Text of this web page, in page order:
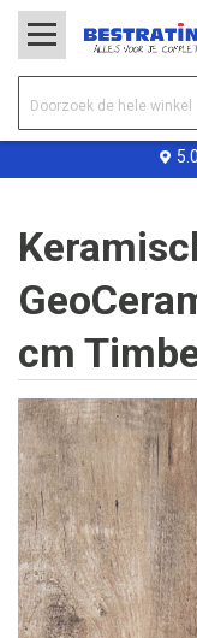
cm
Ga
naar
het
einde
van
de
afbeeldingen-
gallerij